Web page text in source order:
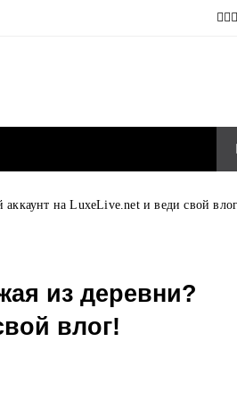
аккаунт на LuxeLive.net и веди свой
из деревни?
влог!